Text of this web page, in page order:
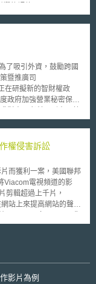
及執法單位為他途而對
此能源與氣候變遷部在
費者保護及通信等議題
27/EC) 中，第十條
以完成這項各國皆欲達
吸引外資，鼓勵跨國
暨推廣司
在研擬新的智財權政
政府加強營業秘密保
關原則保護營業秘
持續成長時，有必要捨
請專利。 美國貿易代
商工部部長Nirmala
已足敷使用，僅允諾
。另名政府官員更明白
權侵害訴訟
而獲利一案，美國聯邦
剪輯超過上千片，
站上來提高網站的聲
禧年法案，網路服務
時，已經及時將侵權
的控告。 2012年4月
確的意識到網站上有
影片為例